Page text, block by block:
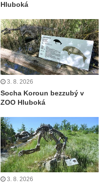
Hluboká
3. 8. 2026
Socha Koroun bezzubý v
ZOO Hluboká
3. 8. 2026